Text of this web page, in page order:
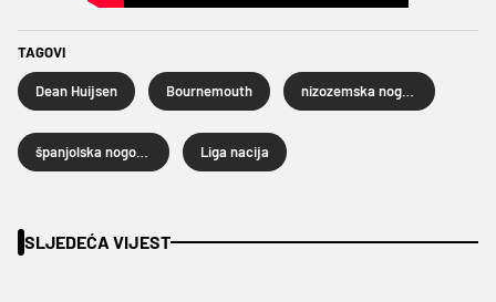
TAGOVI
Dean Huijsen Bournemouth
Liga nacija
SLJEDEĆA VIJEST